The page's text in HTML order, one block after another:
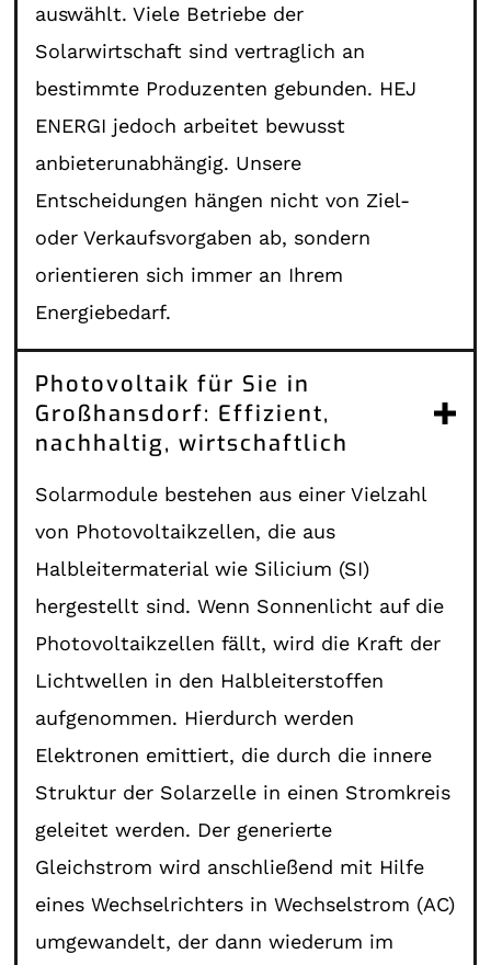
auswählt. Viele Betriebe der
Solarwirtschaft sind vertraglich an
bestimmte Produzenten gebunden. HEJ
ENERGI jedoch arbeitet bewusst
anbieterunabhängig. Unsere
Entscheidungen hängen nicht von Ziel-
oder Verkaufsvorgaben ab, sondern
orientieren sich immer an Ihrem
Energiebedarf.
Photovoltaik für Sie in
Großhansdorf: Effizient,
nachhaltig, wirtschaftlich
Solarmodule bestehen aus einer Vielzahl
von Photovoltaikzellen, die aus
Halbleitermaterial wie Silicium (SI)
hergestellt sind. Wenn Sonnenlicht auf die
Photovoltaikzellen fällt, wird die Kraft der
Lichtwellen in den Halbleiterstoffen
aufgenommen. Hierdurch werden
Elektronen emittiert, die durch die innere
Struktur der Solarzelle in einen Stromkreis
geleitet werden. Der generierte
Gleichstrom wird anschließend mit Hilfe
eines Wechselrichters in Wechselstrom (AC)
umgewandelt, der dann wiederum im